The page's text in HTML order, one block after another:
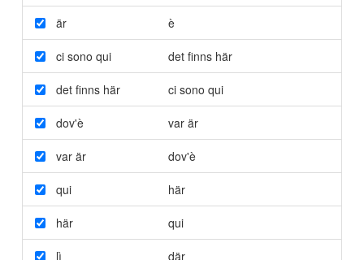
är è
ci sono qui det finns här
det finns här ci sono qui
dov'è var är
var är dov'è
qui här
här qui
lì där